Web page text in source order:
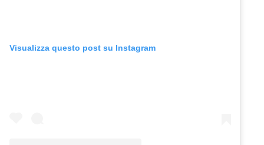
Visualizza questo post su Instagram